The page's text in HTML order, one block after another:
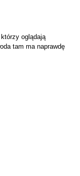
oglądają
tam ma naprawdę